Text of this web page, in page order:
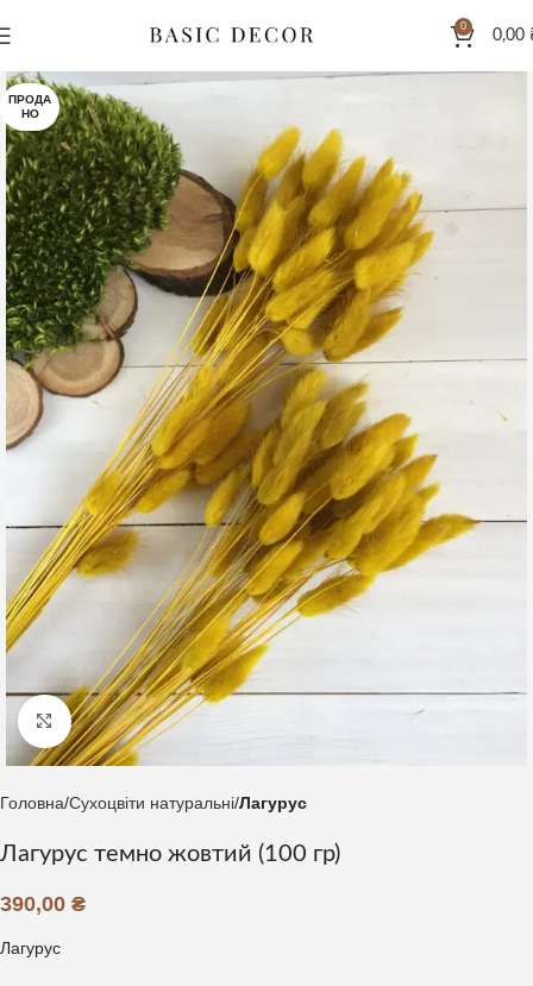
0
0,00
ПРОДА
НО
Клацніть, щоб збільшити
Головна Сухоцвіти натуральні Лагурус
Лагурус темно жовтий (100 гр)
390,00 ₴
Лагурус